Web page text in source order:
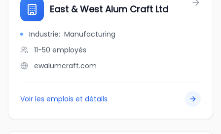
East & West Alum Craft Ltd
Industrie: Manufacturing
11-50 employés
ewalumcraft.com
Voir les emplois et détails